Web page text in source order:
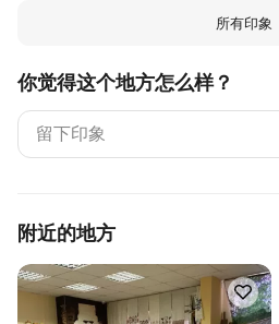
所有印象
你觉得这个地方怎么样？
附近的地方